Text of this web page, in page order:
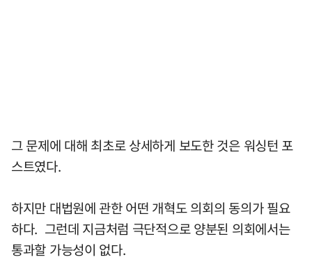
그 문제에 대해 최초로 상세하게 보도한 것은 워싱턴 포
스트였다.
하지만 대법원에 관한 어떤 개혁도 의회의 동의가 필요
하다. 그런데 지금처럼 극단적으로 양분된 의회에서는
통과할 가능성이 없다.